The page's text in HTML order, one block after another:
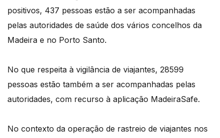
positivos, 437 pessoas estão a ser acompanhadas
pelas autoridades de saúde dos vários concelhos da
Madeira e no Porto Santo.
No que respeita à vigilância de viajantes, 28599
pessoas estão também a ser acompanhadas pelas
autoridades, com recurso à aplicação MadeiraSafe.
No contexto da operação de rastreio de viajantes nos